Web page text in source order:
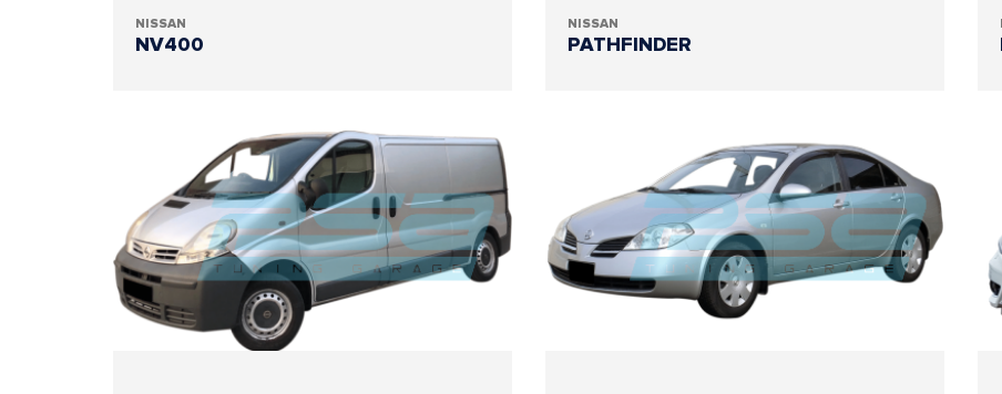
NISSAN
NV400
NISSAN
PATHFINDER